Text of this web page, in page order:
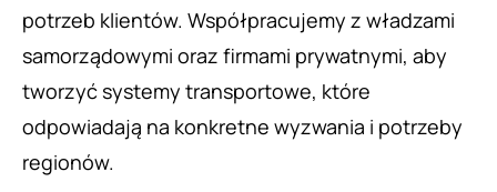
potrzeb klientów. Współpracujemy z władzami
samorządowymi oraz firmami prywatnymi, aby
tworzyć systemy transportowe, które
odpowiadają na konkretne wyzwania i potrzeby
regionów.